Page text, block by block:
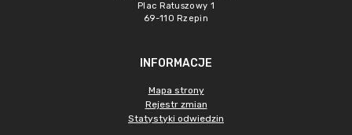
Plac Ratuszowy 1
69-110 Rzepin
INFORMACJE
Mapa strony
Rejestr zmian
Statystyki odwiedzin